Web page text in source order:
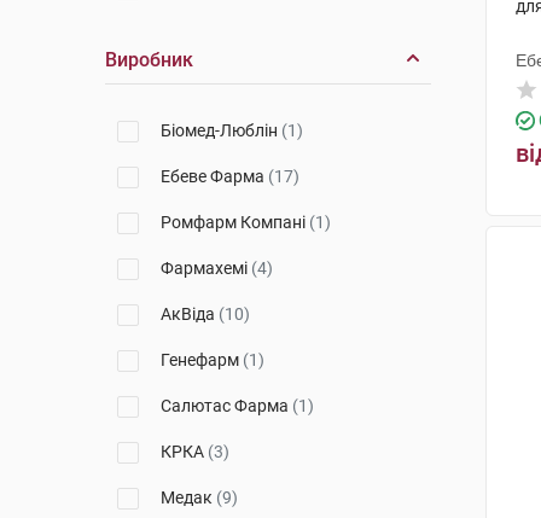
Виробник
Біомед-Люблін (1)
Ебеве Фарма (17)
Ромфарм Компані (1)
Фармахемі (4)
АкВіда (10)
Генефарм (1)
Салютас Фарма (1)
КРКА (3)
Медак (9)